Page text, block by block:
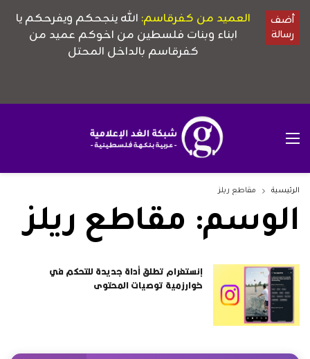
الرئيسية مقاطع ريلز
الوسم: مقاطع ريلز
إنستغرام تطلق أداة جديدة للتحكم في
خوارزمية توصيات المحتوى